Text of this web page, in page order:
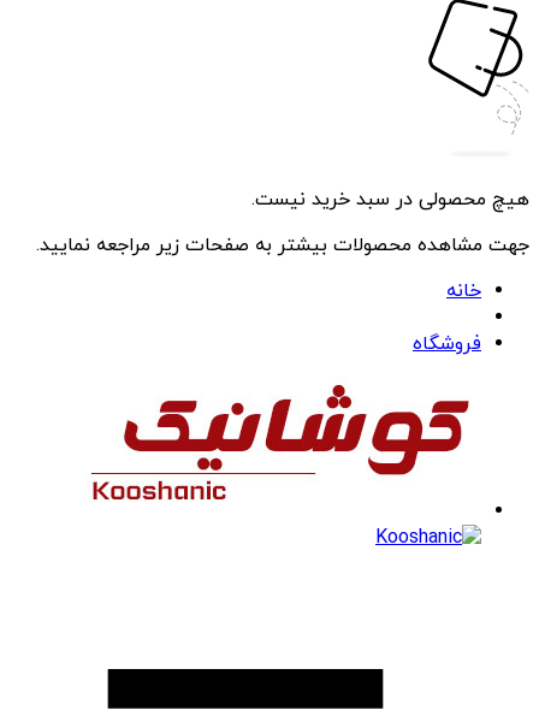
هیچ محصولی در سبد خرید نیست.
جهت مشاهده محصولات بیشتر به صفحات زیر مراجعه نمایید.
خانه
فروشگاه